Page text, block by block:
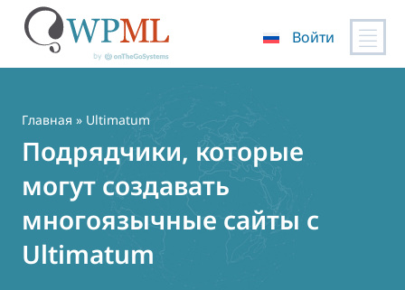
содержимому
Войти
Главная » Ultimatum
Подрядчики, которые
могут создавать
многоязычные сайты с
Ultimatum